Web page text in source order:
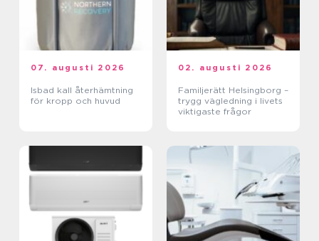
07. augusti 2026
Isbad kall återhämtning
för kropp och huvud
02. augusti 2026
Familjerätt Helsingborg –
trygg vägledning i livets
viktigaste frågor